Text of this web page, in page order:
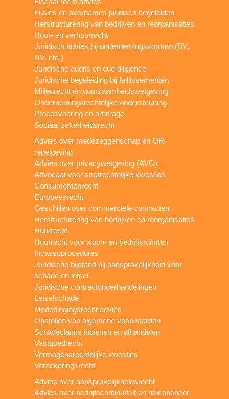
Fusies en overnames juridisch begeleiden
Herstructurering van bedrijven en reorganisaties
Huur- en verhuurrecht
Juridisch advies bij ondernemingsvormen (BV,
NV, etc.)
Juridische audits en due diligence
Juridische begeleiding bij faillissementen
Milieurecht en duurzaamheidswetgeving
Ondernemingsrechtelijke ondersteuning
Procesvoering en arbitrage
Sociaal zekerheidsrecht
Advies over medezeggenschap en OR-
regelgeving
Advies over privacywetgeving (AVG)
Advocaat voor strafrechtelijke kwesties
Consumentenrecht
Europeesrecht
Geschillen over commerciële contracten
Herstructurering van bedrijven en reorganisaties
Huurrecht
Huurrecht voor woon- en bedrijfsruimten
Incassoprocedures
Juridische bijstand bij aansprakelijkheid voor
schade en letsel
Juridische contractonderhandelingen
Letselschade
Mededingingsrecht advies
Opstellen van algemene voorwaarden
Schadeclaims indienen en afhandelen
Vastgoedrecht
Vermogensrechtelijke kwesties
Verzekeringsrecht
Advies over aansprakelijkheidsrecht
Advies over bedrijfscontinuïteit en risicobeheer